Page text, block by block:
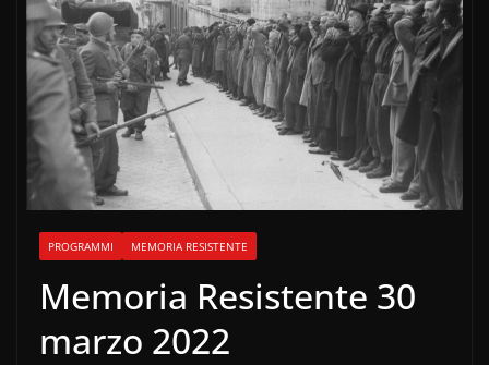
PROGRAMMI MEMORIA RESISTENTE
Memoria Resistente 30
marzo 2022